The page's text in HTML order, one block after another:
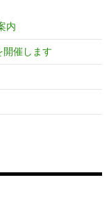
内
開催します